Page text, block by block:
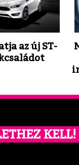
az új ST-
KELL!